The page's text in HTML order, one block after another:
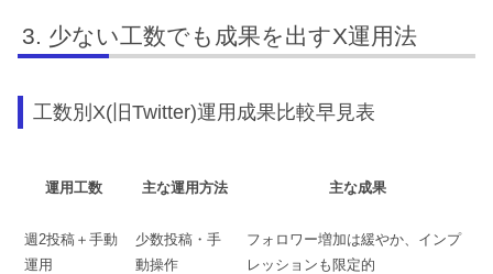
少ない工数でも成果を出すX運用法
工数別X(旧Twitter)運用成果比較早見表
運用工数 主な運用方法 主な成果
週2投稿＋手動
運用
少数投稿・手
動操作
フォロワー増加は緩やか、インプ
レッションも限定的